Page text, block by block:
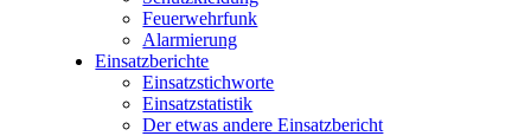
Feuerwehrfunk
Alarmierung
Einsatzberichte
Einsatzstichworte
Einsatzstatistik
Der etwas andere Einsatzbericht